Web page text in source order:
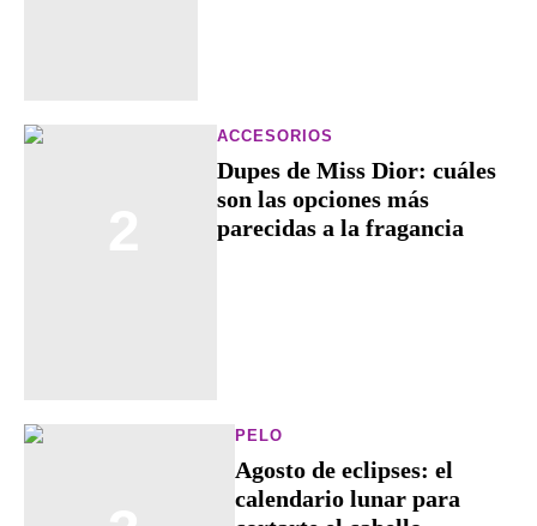
ACCESORIOS
Dupes de Miss Dior: cuáles
son las opciones más
parecidas a la fragancia
PELO
Agosto de eclipses: el
calendario lunar para